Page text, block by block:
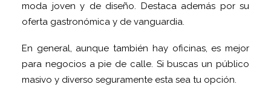
moda joven y de diseño. Destaca además por su
oferta gastronómica y de vanguardia.
En general, aunque también hay oficinas, es mejor
para negocios a pie de calle. Si buscas un público
masivo y diverso seguramente esta sea tu opción.